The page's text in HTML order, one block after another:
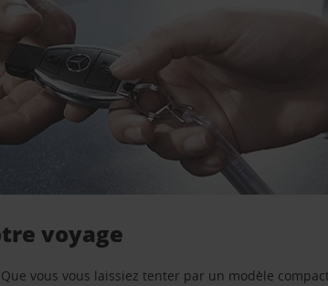
voyage
vous vous laissiez tenter par un modèle